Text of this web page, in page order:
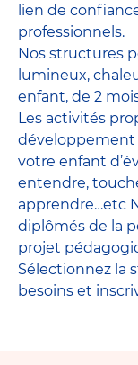
lien de
professionnels.
Nos structures
lumineux,
enfant, de 2
Les activités
votre enfant
entendre,
apprendre…etc
diplômés de la
projet
Sélectionnez la
besoins et